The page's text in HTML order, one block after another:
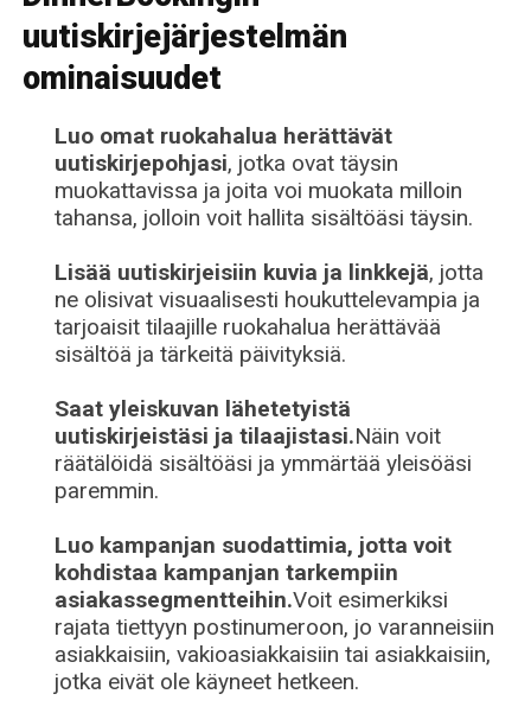
uutiskirjejärjestelmän
ominaisuudet
Luo omat ruokahalua herättävät
uutiskirjepohjasi, jotka ovat täysin
muokattavissa ja joita voi muokata milloin
tahansa, jolloin voit hallita sisältöäsi täysin.
Lisää uutiskirjeisiin kuvia ja linkkejä, jotta
ne olisivat visuaalisesti houkuttelevampia ja
tarjoaisit tilaajille ruokahalua herättävää
sisältöä ja tärkeitä päivityksiä.
Saat yleiskuvan lähetetyistä
uutiskirjeistäsi ja tilaajistasi.Näin voit
räätälöidä sisältöäsi ja ymmärtää yleisöäsi
paremmin.
Luo kampanjan suodattimia, jotta voit
kohdistaa kampanjan tarkempiin
asiakassegmentteihin.Voit esimerkiksi
rajata tiettyyn postinumeroon, jo varanneisiin
asiakkaisiin, vakioasiakkaisiin tai asiakkaisiin,
jotka eivät ole käyneet hetkeen.